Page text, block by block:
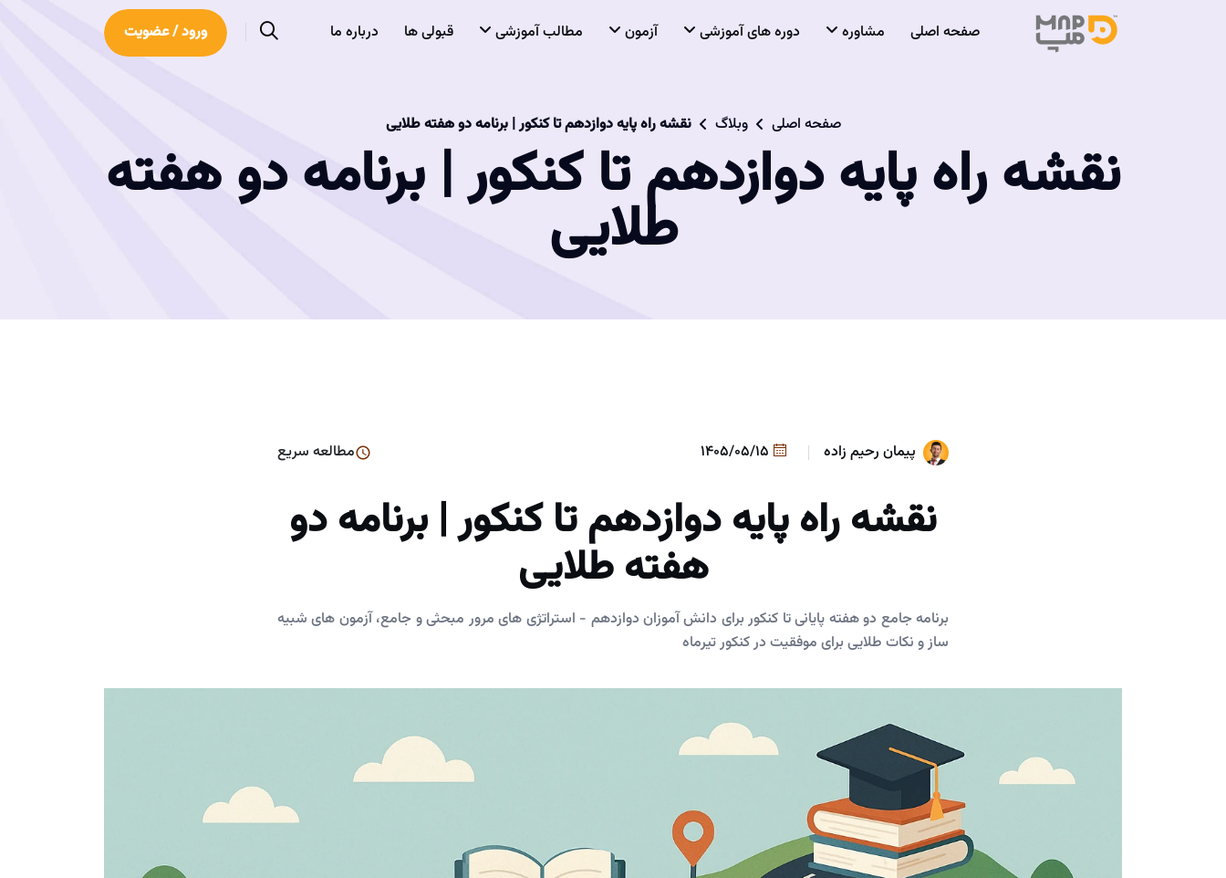
صفحه اصلی مشاوره دوره های آموزشی آزمون مطالب آموزشی قبولی ها درباره ما ورود / عضویت
صفحه اصلی وبلاگ نقشه راه پایه دوازدهم تا کنکور | برنامه دو هفته طلایی
نقشه راه پایه دوازدهم تا کنکور | برنامه دو هفته
طلایی
پیمان رحیم زاده مطالعه سریع
نقشه راه پایه دوازدهم تا کنکور | برنامه دو
هفته طلایی
برنامه جامع دو هفته پایانی تا کنکور برای دانش آموزان دوازدهم - استراتژی های مرور مبحثی و جامع، آزمون های شبیه
ساز و نکات طلایی برای موفقیت در کنکور تیرماه